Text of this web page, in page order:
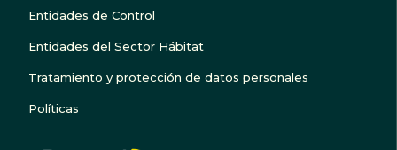
Entidades de Control
Entidades del Sector Hábitat
Tratamiento y protección de datos personales
Políticas